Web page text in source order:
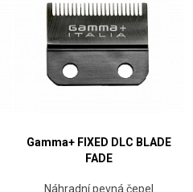
Gamma+ FIXED DLC BLADE
FADE
Náhradní pevná čepel